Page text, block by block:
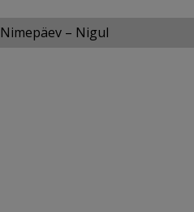
Nimepäev – Nigul